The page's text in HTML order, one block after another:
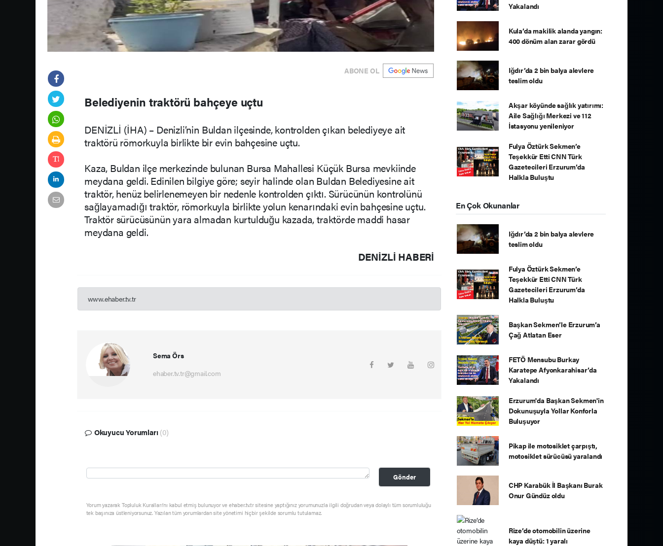
ABONE OL
Belediyenin traktörü bahçeye uçtu
DENİZLİ (İHA) – Denizli’nin Buldan ilçesinde, kontrolden çıkan belediyeye ait
traktörü römorkuyla birlikte bir evin bahçesine uçtu.
Kaza, Buldan ilçe merkezinde bulunan Bursa Mahallesi Küçük Bursa mevkiinde
meydana geldi. Edinilen bilgiye göre; seyir halinde olan Buldan Belediyesine ait
traktör, henüz belirlenemeyen bir nedenle kontrolden çıktı. Sürücünün kontrolünü
sağlayamadığı traktör, römorkuyla birlikte yolun kenarındaki evin bahçesine uçtu.
Traktör sürücüsünün yara almadan kurtulduğu kazada, traktörde maddi hasar
meydana geldi.
DENIZLI HABERİ
www.ehaber.tv.tr
Sema Örs
ehaber.tv.tr@gmail.com
Okuyucu Yorumları (0)
Gönder
Yorum yazarak Topluluk Kuralları’nı kabul etmiş bulunuyor ve ehaber.tv.tr sitesine yaptığınız yorumunuzla ilgili doğrudan veya dolaylı tüm sorumluluğu
tek başınıza üstleniyorsunuz. Yazılan tüm yorumlardan site yönetimi hiçbir şekilde sorumlu tutulamaz.
Yakalandı
Kula’da makilik alanda yangın:
400 dönüm alan zarar gördü
Iğdır’da 2 bin balya alevlere
teslim oldu
Akşar köyünde sağlık yatırımı:
Aile Sağlığı Merkezi ve 112
İstasyonu yenileniyor
Fulya Öztürk Sekmen’e
Teşekkür Etti CNN Türk
Gazetecileri Erzurum’da
Halkla Buluştu
En Çok Okunanlar
Iğdır’da 2 bin balya alevlere
teslim oldu
Fulya Öztürk Sekmen’e
Teşekkür Etti CNN Türk
Gazetecileri Erzurum’da
Halkla Buluştu
Başkan Sekmen’le Erzurum’a
Çağ Atlatan Eser
FETÖ Mensubu Burkay
Karatepe Afyonkarahisar’da
Yakalandı
Erzurum'da Başkan Sekmen'in
Dokunuşuyla Yollar Konforla
Buluşuyor
Pikap ile motosiklet çarpıştı,
motosiklet sürücüsü yaralandı
CHP Karabük İl Başkanı Burak
Onur Gündüz oldu
Rize’de otomobilin üzerine
kaya düştü: 1 yaralı